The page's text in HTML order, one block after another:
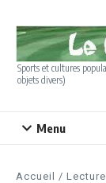
Sports et cultures
objets divers)
Menu
Accueil / Lecture